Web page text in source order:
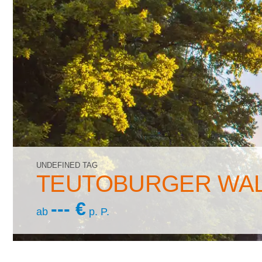
UNDEFINED TAG
TEUTOBURGER
ab --- € p. P.